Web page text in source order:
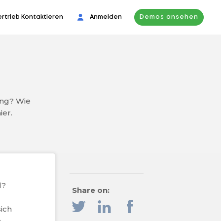
Kontaktieren Anmelden Demos ansehen
Wie
Share on: